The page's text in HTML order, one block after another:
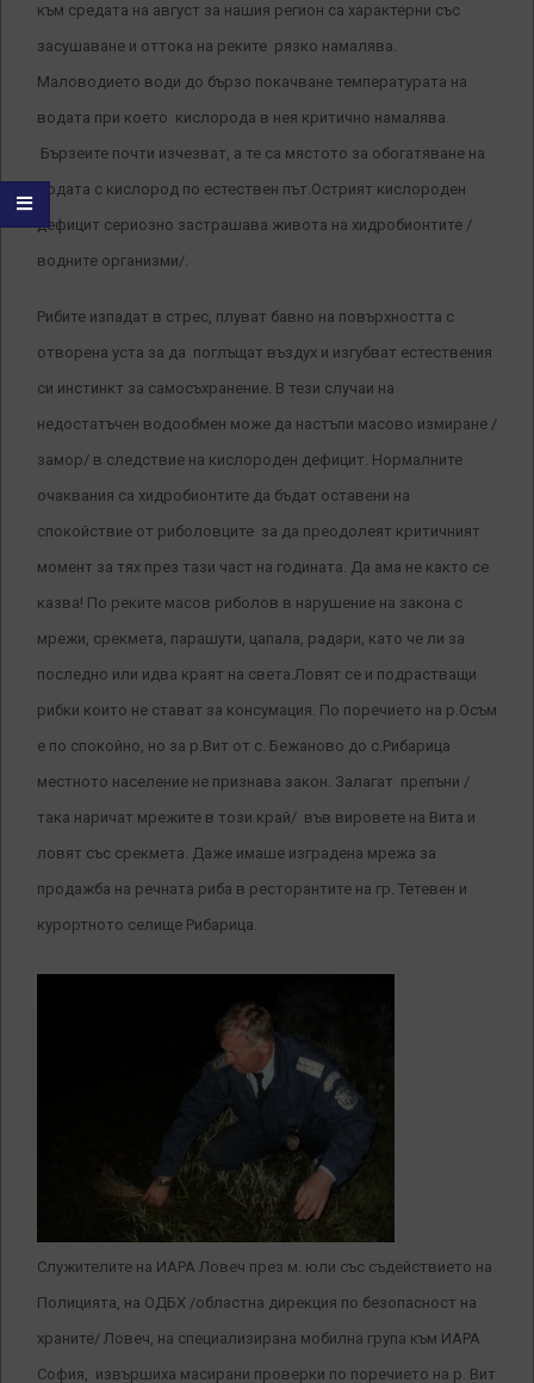
към средата на август за нашия регион са характерни със
засушаване и оттока на реките рязко намалява.
Маловодието води до бързо покачване температурата на
водата при което кислорода в нея критично намалява.
Бързеите почти изчезват, а те са мястото за обогатяване на
водата с кислород по естествен път.Острият кислороден
дефицит сериозно застрашава живота на хидробионтите /
водните организми/.
Рибите изпадат в стрес, плуват бавно на повърхността с
отворена уста за да поглъщат въздух и изгубват естествения
си инстинкт за самосъхранение. В тези случаи на
недостатъчен водообмен може да настъпи масово измиране /
замор/ в следствие на кислороден дефицит. Нормалните
очаквания са хидробионтите да бъдат оставени на
спокойствие от риболовците за да преодолеят критичният
момент за тях през тази част на годината. Да ама не както се
казва! По реките масов риболов в нарушение на закона с
мрежи, срекмета, парашути, цапала, радари, като че ли за
последно или идва краят на света.Ловят се и подрастващи
рибки които не стават за консумация. По поречието на р.Осъм
е по спокойно, но за р.Вит от с. Бежаново до с.Рибарица
местното население не признава закон. Залагат препъни /
така наричат мрежите в този край/ във вировете на Вита и
ловят със срекмета. Даже имаше изградена мрежа за
продажба на речната риба в ресторантите на гр. Тетевен и
курортното селище Рибарица.
Служителите на ИАРА Ловеч през м. юли със съдействието на
Полицията, на ОДБХ /областна дирекция по безопасност на
храните/ Ловеч, на специализирана мобилна група към ИАРА
София, извършиха масирани проверки по поречието на р. Вит